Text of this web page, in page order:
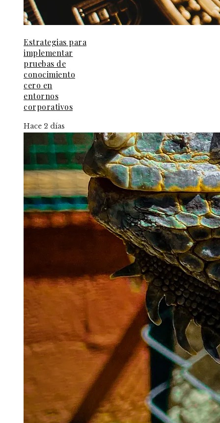
Estrategias para
implementar
pruebas de
conocimiento
cero en
entornos
corporativos
Hace 2 días